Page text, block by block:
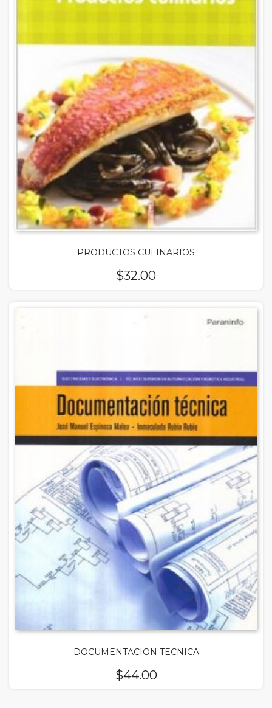
PRODUCTOS CULINARIOS
$32.00
DOCUMENTACION TECNICA
$44.00